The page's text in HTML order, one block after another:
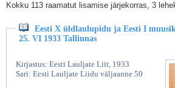
Kokku 113 raamatut lisamise järjekorras, 3
Eesti X üldlaulupidu ja Eesti I
25. VI 1933 Tallinnas
Kirjastus: Eesti Lauljate Liit, 1933
Sari: Eesti Lauljate Liidu väljaanne 50